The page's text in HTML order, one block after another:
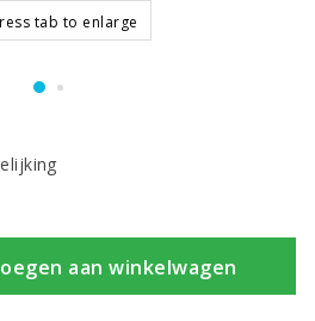
tab to enlarge
aan winkelwagen